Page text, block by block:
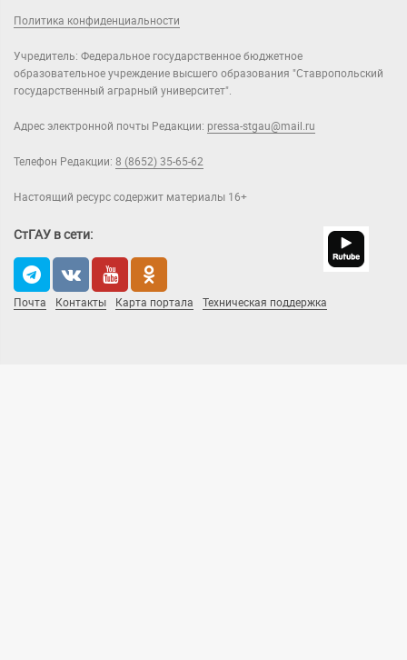
Политика конфиденциальности
Учредитель: Федеральное государственное бюджетное
образовательное учреждение высшего образования "Ставропольский
государственный аграрный университет".
Адрес электронной почты Редакции: pressa-stgau@mail.ru
Телефон Редакции: 8 (8652) 35-65-62
Настоящий ресурс содержит материалы 16+
СтГАУ в сети:
Почта Контакты Карта портала Техническая поддержка